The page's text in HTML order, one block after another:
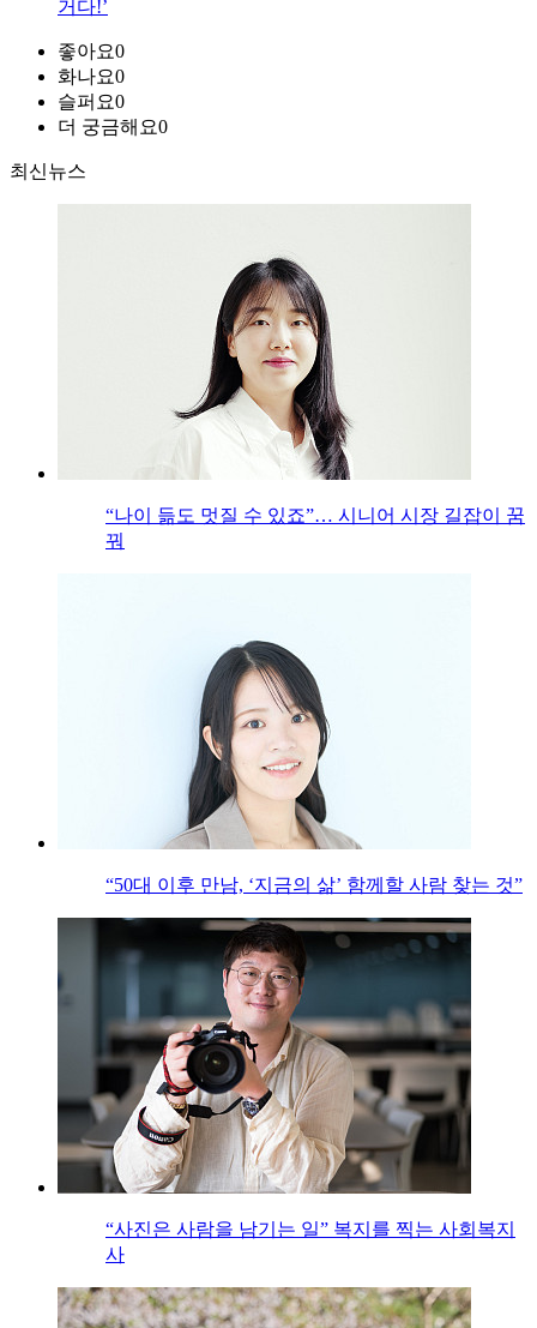
거다!’
좋아요0
화나요0
슬퍼요0
더 궁금해요0
최신뉴스
“나이 듦도 멋질 수 있죠”… 시니어 시장 길잡이 꿈
꿔
“50대 이후 만남, ‘지금의 삶’ 함께할 사람 찾는 것”
“사진은 사람을 남기는 일” 복지를 찍는 사회복지
사